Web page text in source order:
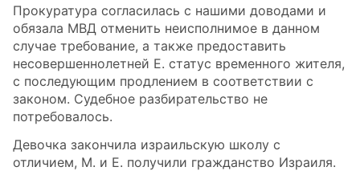
Прокуратура согласилась с нашими доводами и
обязала МВД отменить неисполнимое в данном
случае требование, а также предоставить
несовершеннолетней Е. статус временного жителя,
с последующим продлением в соответствии с
законом. Судебное разбирательство не
потребовалось.
Девочка закончила израильскую школу с
отличием, М. и Е. получили гражданство Израиля.